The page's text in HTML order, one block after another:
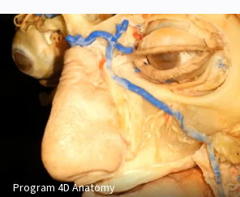
Program 4D Anatomy